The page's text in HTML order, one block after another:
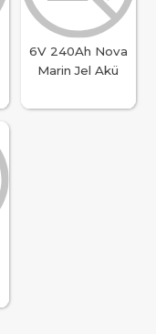
6V 240Ah Nova
Marin Jel Akü